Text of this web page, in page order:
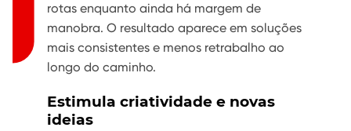
rotas enquanto ainda há margem de
manobra. O resultado aparece em soluções
mais consistentes e menos retrabalho ao
longo do caminho.
Estimula criatividade e novas
ideias